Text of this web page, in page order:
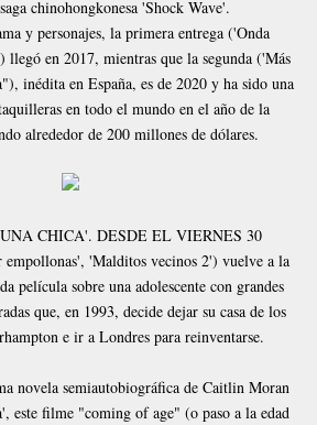
chinohongkonesa 'Shock Wave'.
y personajes, la primera entrega ('Onda
llegó en 2017, mientras que la segunda ('Más
inédita en España, es de 2020 y ha sido una
en todo el mundo en el año de la
alrededor de 200 millones de dólares.
CHICA'. DESDE EL VIERNES 30
empollonas', 'Malditos vecinos 2') vuelve a la
película sobre una adolescente con grandes
que, en 1993, decide dejar su casa de los
e ir a Londres para reinventarse.
novela semiautobiográfica de Caitlin Moran
este filme "coming of age" (o paso a la edad